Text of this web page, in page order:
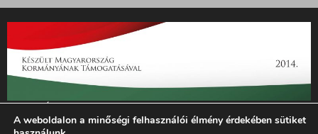
„Az Új Ember katolikus hetilap 2014. évi működésének
támogatását az EGYH-KCP-14-P-0121 sz. támogatási
A weboldalon a minőségi felhasználói élmény érdekében sütiket